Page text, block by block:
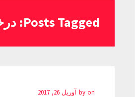
Posts Tagged: درخشش
by on آوریل 26, 2017